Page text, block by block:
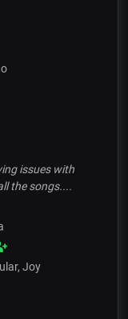
issues with
the songs....
Joy